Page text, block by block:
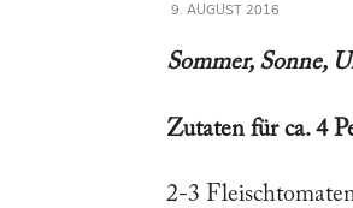
9. AUGUST 2016
Sommer, Sonne,
Zutaten für ca. 4
2-3